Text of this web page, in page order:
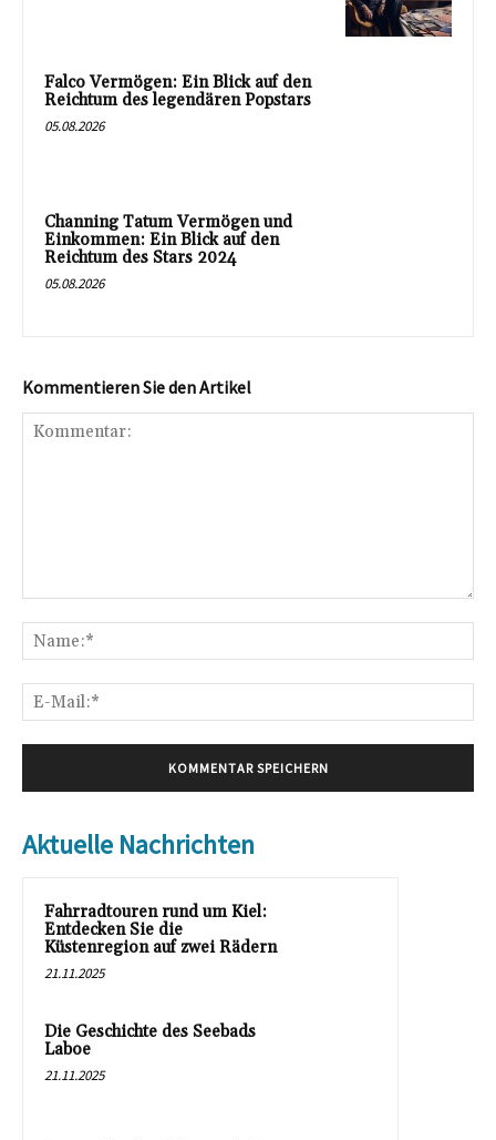
Falco Vermögen: Ein Blick auf den
Reichtum des legendären Popstars
05.08.2026
Channing Tatum Vermögen und
Einkommen: Ein Blick auf den
Reichtum des Stars 2024
05.08.2026
Kommentieren Sie den Artikel
Aktuelle Nachrichten
Fahrradtouren rund um Kiel:
Entdecken Sie die
Küstenregion auf zwei Rädern
21.11.2025
Die Geschichte des Seebads
Laboe
21.11.2025